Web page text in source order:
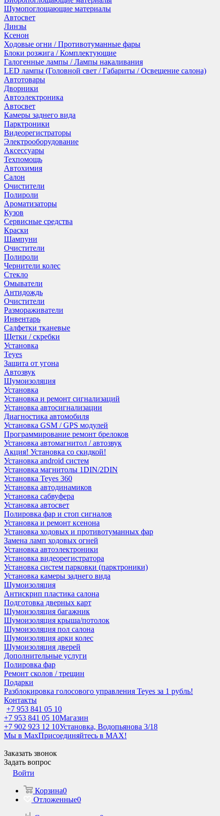
Шумопоглощающие материалы
Автосвет
Линзы
Ксенон
Ходовые огни / Противотуманные фары
Блоки розжига / Комплектующие
Галогенные лампы / Лампы накаливания
LED лампы (Головной свет / Габариты / Освещение салона)
Автотовары
Дворники
Автоэлектроника
Автосвет
Камеры заднего вида
Парктроники
Видеорегистраторы
Электрооборудование
Аксессуары
Техпомощь
Автохимия
Салон
Очистители
Полироли
Ароматизаторы
Кузов
Сервисные средства
Краски
Шампуни
Очистители
Полироли
Чернители колес
Стекло
Омыватели
Антидождь
Очистители
Размораживатели
Инвентарь
Салфетки тканевые
Щетки / скребки
Установка
Teyes
Защита от угона
Автозвук
Шумоизоляция
Установка
Установка и ремонт сигнализаций
Установка автосигнализации
Диагностика автомобиля
Установка GSM / GPS модулей
Программирование ремонт брелоков
Установка автомагнитол / автозвук
Акция! Установка со скидкой!
Установка android систем
Установка магнитолы 1DIN/2DIN
Установка Teyes 360
Установка автодинамиков
Установка сабвуфера
Установка автосвет
Полировка фар и стоп сигналов
Установка и ремонт ксенона
Установка ходовых и противотуманных фар
Замена ламп ходовых огней
Установка автоэлектроники
Установка видеорегистратора
Установка систем парковки (парктроники)
Установка камеры заднего вида
Шумоизоляция
Антискрип пластика салона
Подготовка дверных карт
Шумоизоляция багажник
Шумоизоляция крыша/потолок
Шумоизоляция пол салона
Шумоизоляция арки колес
Шумоизоляция дверей
Дополнительные услуги
Полировка фар
Ремонт сколов / трещин
Подарки
Разблокировка голосового управления Teyes за 1 рубль!
Контакты
+7 953 841 05 10
+7 953 841 05 10Магазин
+7 902 923 12 10Установка, Водопьянова 3/18
Мы в MaxПрисоединяйтесь в MAX!
Заказать звонок
Задать вопрос
Войти
Корзина0
Отложенные0